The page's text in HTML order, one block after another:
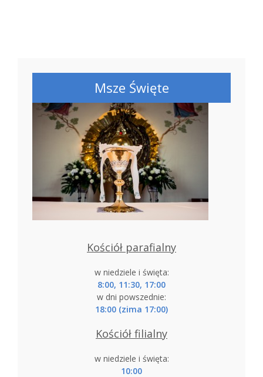
Msze Święte
Kościół parafialny
w niedziele i święta:
8:00, 11:30, 17:00
w dni powszednie:
18:00 (zima 17:00)
Kościół filialny
w niedziele i święta:
10:00